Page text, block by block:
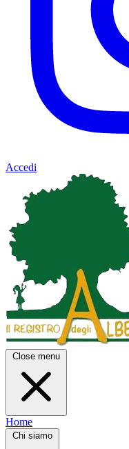
Accedi
Close menu
Home
Chi siamo